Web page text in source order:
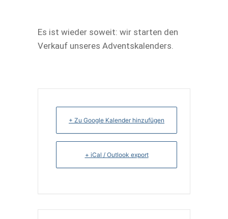
Es ist wieder soweit: wir starten den
Verkauf unseres Adventskalenders.
+ Zu Google Kalender hinzufügen
+ iCal / Outlook export